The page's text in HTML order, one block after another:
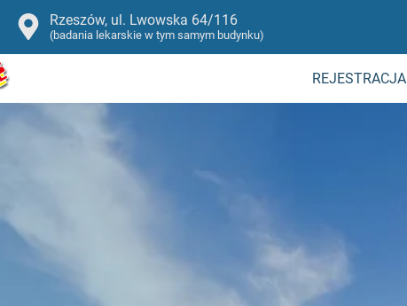
Rzeszów, ul. Lwowska 64/116
(badania lekarskie w tym samym budynku)
REJESTRACJA